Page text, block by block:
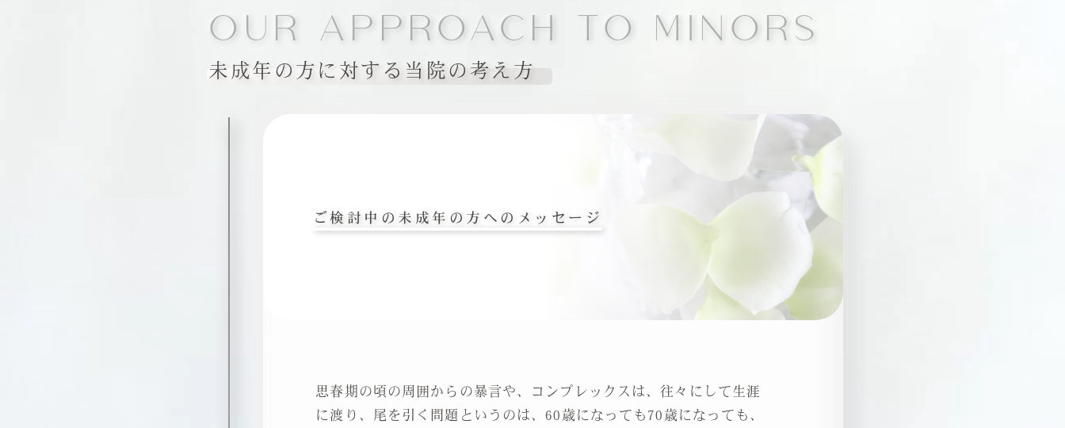
お問い合わせ
美容医療初のトータルビューティブランド
ORTUS HARMONY
OUR APPROACH TO MINORS
未成年の方に対する当院の考え方
ご検討中の未成年の方へのメッセージ
思春期の頃の周囲からの暴言や、コンプレックスは、往々にして生涯
に渡り、尾を引く問題というのは、60歳になっても70歳になっても、